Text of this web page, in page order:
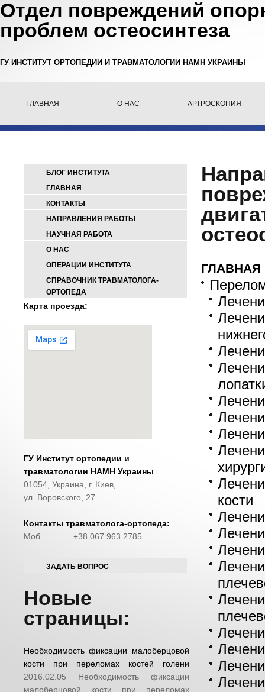
Отдел повреждений
проблем остеосинтеза
ГУ ИНСТИТУТ ОРТОПЕДИИ И ТРАВМАТОЛОГИИ НАМН УКРАИНЫ
ГЛАВНАЯ О НАС АРТРОСКОПИЯ
БЛОГ ИНСТИТУТА
ГЛАВНАЯ
КОНТАКТЫ
НАПРАВЛЕНИЯ РАБОТЫ
НАУЧНАЯ РАБОТА
О НАС
ОПЕРАЦИИ ИНСТИТУТА
СПРАВОЧНИК ТРАВМАТОЛОГА-
ОРТОПЕДА
Карта проезда:
ГУ Институт ортопедии и
травматологии НАМН Украины
01054, Украина, г. Киев,
ул. Воровского, 27.
Контакты травматолога-ортопеда:
+38 067 963 2785
Моб.
ЗАДАТЬ ВОПРОС
Новые
страницы:
Необходимость фиксации малоберцовой
кости при переломах костей голени
2016.02.05
Необходимость фиксации
малоберцовой кости при переломах
ГЛАВНАЯ
кости